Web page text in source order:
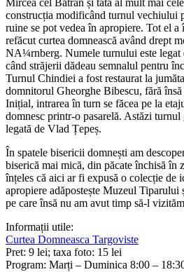
Mircea cel Bătrân și tată al mult mai
construcția modificând turnul vechiului
ruine se pot vedea în apropiere. Tot el
refăcut curtea domnească având drept
NA¼rnberg. Numele turnului este legat
când străjerii dădeau semnalul pentru
Turnul Chindiei a fost restaurat la
domnitorul Gheorghe Bibescu, fără
Inițial, intrarea în turn se făcea pe la
domnesc printr-o pasarelă. Astăzi
legată de Vlad Țepeș.
În spatele bisericii domnești am
biserică mai mică, din păcate închisă în
înțeles că aici ar fi expusă o colecție de
apropiere adăpostește Muzeul
pe care însă nu am avut timp să-l
Informații utile:
Curtea Domneasca Targoviste
Pret: 9 lei; taxa foto: 15 lei
Program: Marți – Duminica 8:00 –